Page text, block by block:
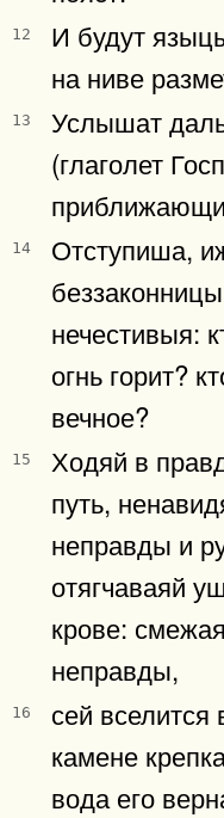
12
И будут
на ниве
13
Услышат
(глаголет
14
Отступиша,
нечестивыя:
огнь горит?
вечное?
15
Ходяй в
путь,
неправды и
отягчаваяй
крове:
неправды,
16
сей
камене
вода его